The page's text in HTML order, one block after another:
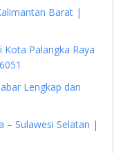
Barat |
Kota Palangka Raya
Lengkap dan
– Sulawesi Selatan |